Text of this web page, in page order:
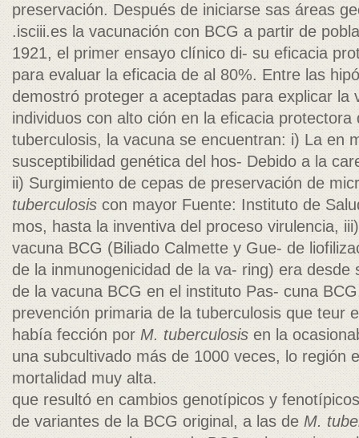
preservación. Después de iniciarse sas áreas
.isciii.es la vacunación con BCG a partir de
1921, el primer ensayo clínico di- su eficacia
para evaluar la eficacia de al 80%. Entre las
demostró proteger a aceptadas para explicar la
individuos con alto ción en la eficacia
tuberculosis, la vacuna se encuentran: i) La en
susceptibilidad genética del hos- Debido a la
ii) Surgimiento de cepas de preservación de
tuberculosis con mayor Fuente: Instituto de
mos, hasta la inventiva del proceso virulencia,
vacuna BCG (Biliado Calmette y Gue- de
de la inmunogenicidad de la va- ring) era desde
de la vacuna BCG en el instituto Pas- cuna
prevención primaria de la tuberculosis que teur
había fección porM. tuberculosis en la
una subcultivado más de 1000 veces, lo región
mortalidad muy alta.
que resultó en cambios genotípicos y
de variantes de la BCG original, a las deM.